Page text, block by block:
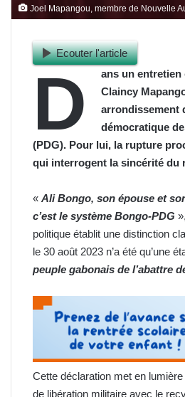
Joel Mapangou, membre de Nouvelle
Ecouter l'article
D ans un
Claincy
arrondissement
démocratique
(PDG). Pour lui, la rupture
qui interrogent la sincérité du
« Ali Bongo, son épouse et
c’est le système Bongo-PDG
politique établit une distinction
le 30 août 2023 n’a été qu’une
peuple gabonais de l’abattre
Cette déclaration met en
de libération militaire avec le